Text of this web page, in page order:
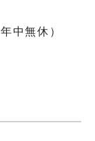
中無休）